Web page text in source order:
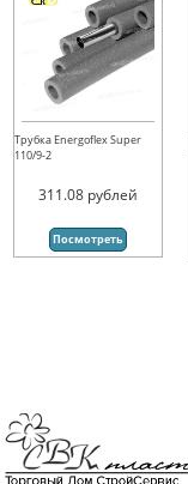
Трубка Energoflex Super
110/9-2
311.08 рублей
Посмотреть